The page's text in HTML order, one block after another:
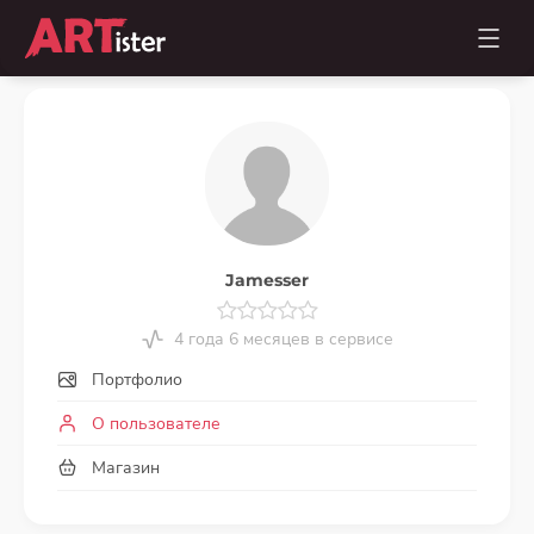
Jamesser
4 года 6 месяцев в сервисе
Портфолио
О пользователе
Магазин